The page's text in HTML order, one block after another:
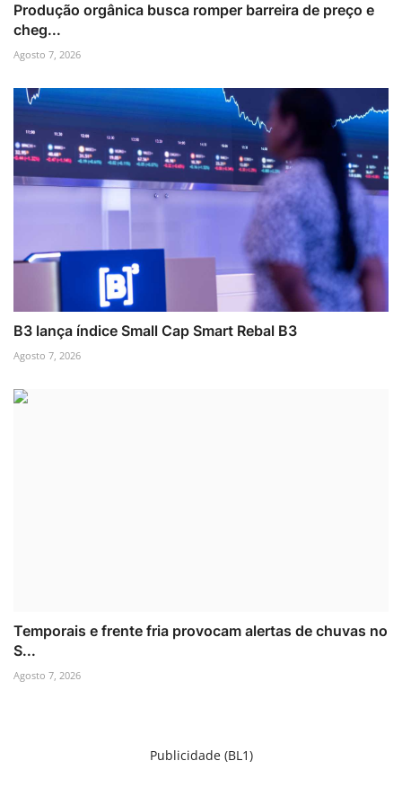
Produção orgânica busca romper barreira de preço e
cheg...
Agosto 7, 2026
B3 lança índice Small Cap Smart Rebal B3
Agosto 7, 2026
Temporais e frente fria provocam alertas de chuvas no
S...
Agosto 7, 2026
Publicidade (BL1)